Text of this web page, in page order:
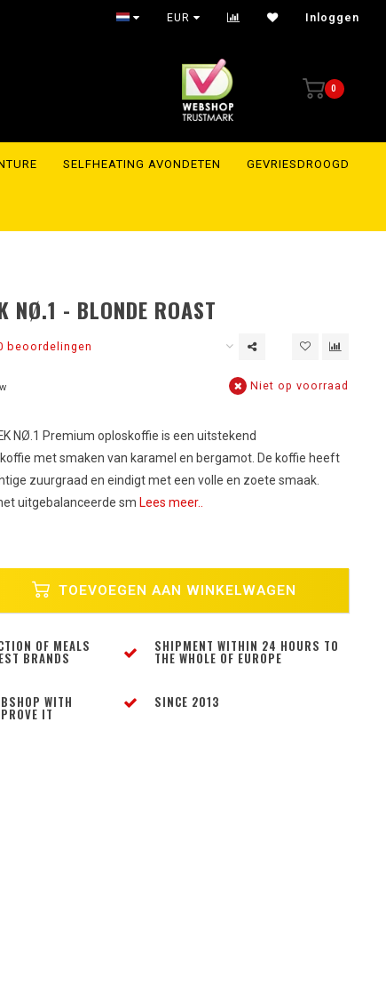
EUR Inloggen
0
SELFHEATING AVONDETEN GEVRIESDROOGD
- BLONDE ROAST
beoordelingen
Niet op voorraad
NØ.1 Premium oploskoffie is een uitstekend
met smaken van karamel en bergamot. De koffie heeft
zuurgraad en eindigt met een volle en zoete smaak.
uitgebalanceerde sm Lees meer..
TOEVOEGEN AAN WINKELWAGEN
OF MEALS
BRANDS
SHIPMENT WITHIN 24 HOURS TO
THE WHOLE OF EUROPE
WITH
IT
SINCE 2013